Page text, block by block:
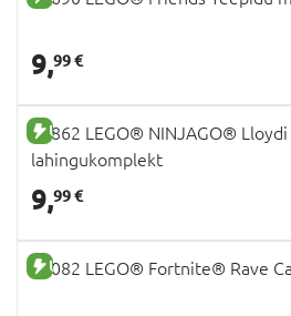
9,99 €
UUS TOODE
71862 LEGO® NINJAGO®
lahingukomplekt
9,99 €
UUS TOODE
77082 LEGO® Fortnite® Rave